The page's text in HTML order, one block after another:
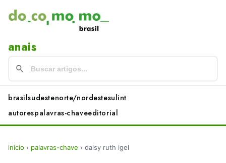
anais
brasilsudestenorte/nordestesulint
autorespalavras-chaveeditorial
início › palavras-chave › daisy ruth igel